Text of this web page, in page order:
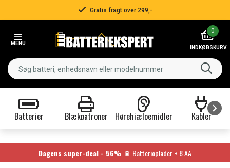
Gratis fragt over 299,-
MENU
0
INDKØBSKURV
Batterier Blækpatroner Hørehjælpemidler Kabler
9
Dagens super-deal - 56% 🔋 Batterioplader + 8 AA